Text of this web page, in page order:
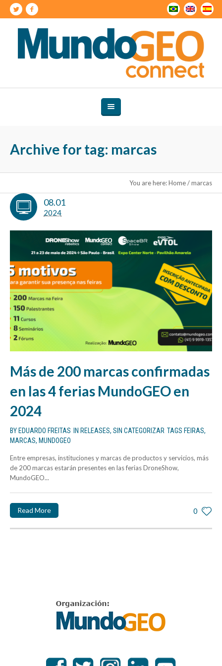
Archive for tag: marcas
You are here:Home/marcas
08.01
2024
Más de 200 marcas confirmadas
en las 4 ferias MundoGEO en
2024
BY EDUARDO FREITAS IN RELEASES, SIN CATEGORIZAR TAGS FEIRAS,
MARCAS, MUNDOGEO
Entre empresas, instituciones y marcas de productos y servicios, más
de 200 marcas estarán presentes en las ferias DroneShow,
MundoGEO...
0
Read More